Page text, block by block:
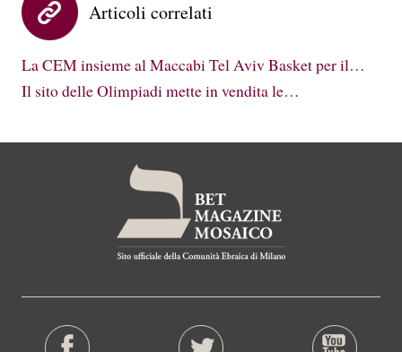
Articoli correlati
La CEM insieme al Maccabi Tel Aviv Basket per il…
Il sito delle Olimpiadi mette in vendita le…